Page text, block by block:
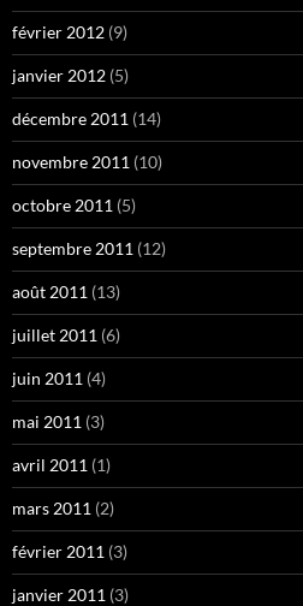
février 2012 (9)
janvier 2012 (5)
décembre 2011 (14)
novembre 2011 (10)
octobre 2011 (5)
septembre 2011 (12)
août 2011 (13)
juillet 2011 (6)
juin 2011 (4)
mai 2011 (3)
avril 2011 (1)
mars 2011 (2)
février 2011 (3)
janvier 2011 (3)